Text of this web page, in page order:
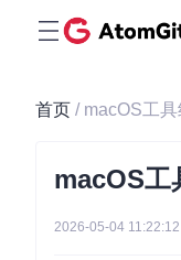
首页 / macOS工
macOS工
2026-05-04 11:22:12